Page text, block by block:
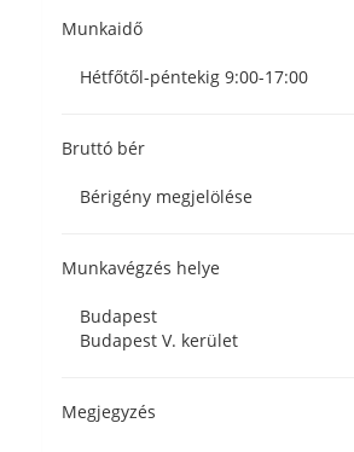
Munkaidő
Hétfőtől-péntekig 9:00-17:00
Bruttó bér
Bérigény megjelölése
Munkavégzés helye
Budapest
Budapest V. kerület
Megjegyzés